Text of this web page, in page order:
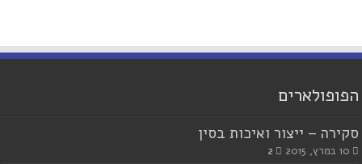
הפופולארים
סקירה – ייצור ואיכות בסין
10 במרץ, 2015 2